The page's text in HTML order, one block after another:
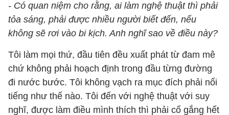
- Có quan niệm cho rằng, ai làm nghệ thuật thì phải
tỏa sáng, phải được nhiều người biết đến, nếu
không sẽ rơi vào bi kịch. Anh nghĩ sao về điều này?
Tôi làm mọi thứ, đầu tiên đều xuất phát từ đam mê
chứ không phải hoạch định trong đầu từng đường
đi nước bước. Tôi không vạch ra mục đích phải nổi
tiếng như thế nào. Tôi đến với nghệ thuật với suy
nghĩ, được làm điều mình thích thì phải cố gắng hết